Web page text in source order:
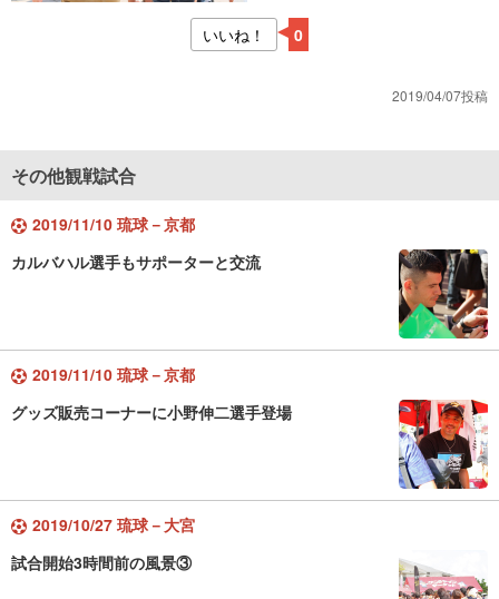
いいね！ 0
2019/04/07投稿
その他観戦試合
2019/11/10 琉球－京都
カルバハル選手もサポーターと交流
2019/11/10 琉球－京都
グッズ販売コーナーに小野伸二選手登場
2019/10/27 琉球－大宮
試合開始3時間前の風景③